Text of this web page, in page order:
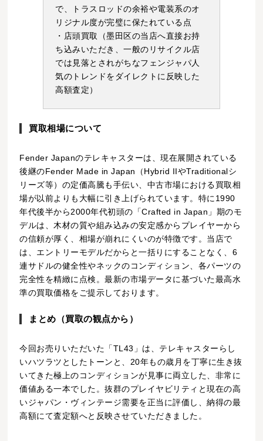
で、トラスロッドの余裕や電装系のオ
リジナル度が完璧に保たれている点
・店頭買取（墨田区の当店へ直接お持
ち込みいただき、一般のリサイクル店
では見落とされがちなフェンジャパ人
気のトレンドをダイレクトに反映した
高額査定）
買取相場について
Fender Japanのテレキャスターは、現在展開されている
後継のFender Made in Japan（Hybrid IIやTraditionalシ
リーズ等）の定価高騰も手伝い、中古市場における買取相
場が以前よりも大幅に引き上げられています。特に1990
年代後半から2000年代初頭の「Crafted in Japan」期のモ
デルは、木材の質や組み込みの安定感からプレイヤーから
の信頼が厚く、相場が崩れにくいのが特徴です。当店で
は、エントリーモデルだからと一括りにすることなく、6
連サドルの健全性やネックのコンディション、各パーツの
完全性を精緻に点検。最新の市場データに基づいた最高水
準の買取価格をご提示しております。
まとめ（買取の観点から）
今回お売りいただいた「TL43」は、テレキャスターらし
いハツラツとしたトーンと、20年もの歳月を丁寧に生き抜
いてきた極上のコンディションが見事に両立した、非常に
価値ある一本でした。抜群のプレイヤビリティと現在の高
いジャパン・ヴィンテージ需要を正当に評価し、納得の最
高額にて査定額へと反映させていただきました。